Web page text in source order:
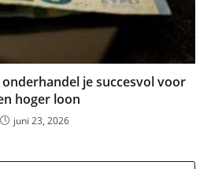
je succesvol voor
hoger loon
juni 23, 2026